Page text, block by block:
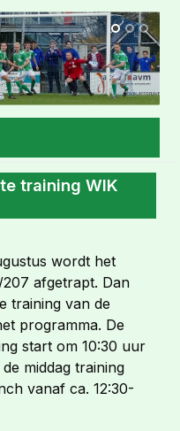
training WIK
wordt het
afgetrapt. Dan
training van de
programma. De
start om 10:30 uur
middag training
vanaf ca. 12:30-